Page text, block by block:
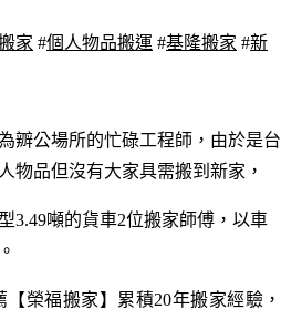
家 #個人物品搬運 #基隆搬家 #新
辧公場所的忙碌工程師，由於是台
物品但沒有大家具需搬到新家，
3.49噸的貨車2位搬家師傅，以車
【榮福搬家】累積20年搬家經驗 ，